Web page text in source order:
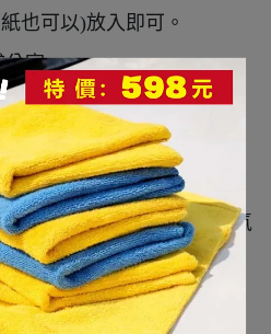
也可以)放入即可。
室
內皆可
系列的行車及居家環境
凱蒂貓 蝴蝶結系列，可愛氣